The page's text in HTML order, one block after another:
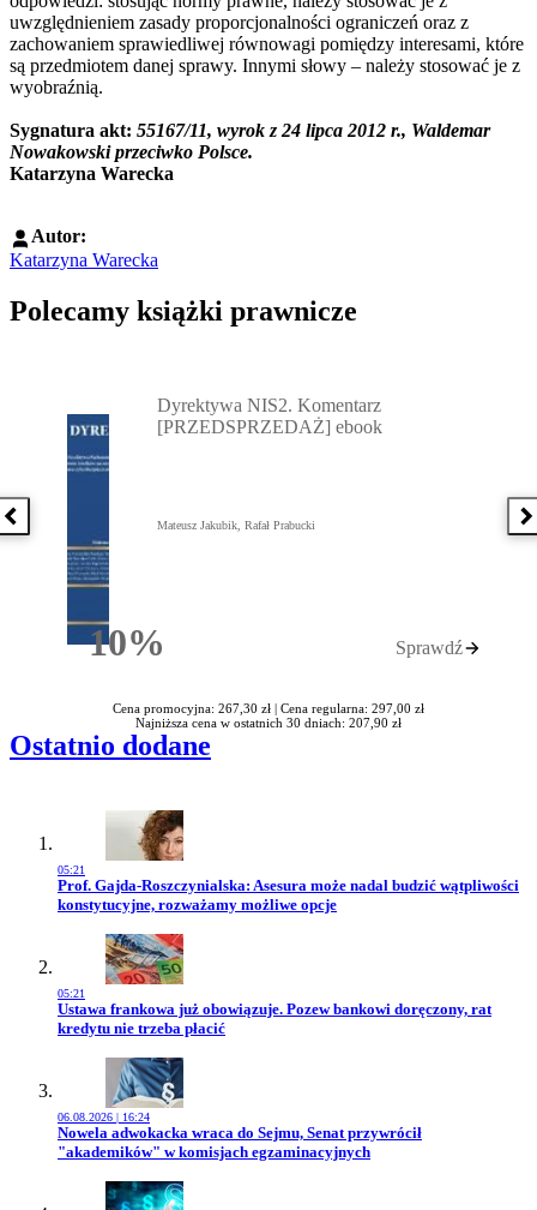
uwzględnieniem zasady proporcjonalności ograniczeń oraz z
zachowaniem sprawiedliwej równowagi pomiędzy interesami, które
są przedmiotem danej sprawy. Innymi słowy – należy stosować je z
wyobraźnią.
Sygnatura akt: 55167/11, wyrok z 24 lipca 2012 r., Waldemar
Nowakowski przeciwko Polsce.
Katarzyna Warecka
Autor:
Katarzyna Warecka
Polecamy książki prawnicze
Poprzednia książka
10%Rabatu
Dyrektywa NIS2. Komentarz
[PRZEDSPRZEDAŻ] ebook
Mateusz Jakubik, Rafał Prabucki
Sprawdź
Cena promocyjna: 267,30 zł | Cena regularna: 297,00 zł
Najniższa cena w ostatnich 30 dniach: 207,90 zł
Ostatnio dodane
05:21
Przejdź do artykułu:
Prof. Gajda-Roszczynialska: Asesura może nadal budzić wątpliwości
konstytucyjne, rozważamy możliwe opcje
05:21
Przejdź do artykułu:
Ustawa frankowa już obowiązuje. Pozew bankowi doręczony, rat
kredytu nie trzeba płacić
06.08.2026 | 16:24
Przejdź do artykułu:
Nowela adwokacka wraca do Sejmu, Senat przywrócił
"akademików" w komisjach egzaminacyjnych